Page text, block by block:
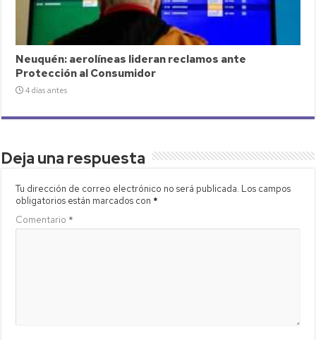
Neuquén: aerolíneas lideran reclamos ante
Protección al Consumidor
4 días antes
Deja una respuesta
Tu dirección de correo electrónico no será publicada. Los campos
obligatorios están marcados con *
Comentario *